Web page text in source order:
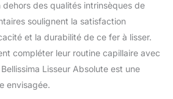
sans frisottis, 100%
brillants et doux. De plus,
les plaques souples
s’adaptent à la mèche
pour maximiser
l’efficacité du lissage.
Enfin, le lisseur a un
système de chauffage
des qualités intrinsèques de
soulignent la satisfaction
et la durabilité de ce fer à lisser.
compléter leur routine capillaire avec
Lisseur Absolute est une
envisagée.